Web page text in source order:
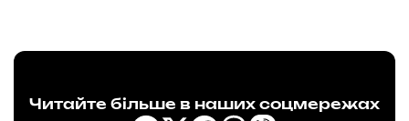
Читайте більше в наших соцмережах